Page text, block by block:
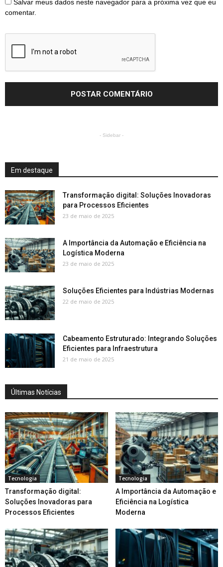
Salvar meus dados neste navegador para a próxima vez que eu
comentar.
- Sidebar -
Em destaque
Transformação digital: Soluções Inovadoras
para Processos Eficientes
23 de maio de 2025
A Importância da Automação e Eficiência na
Logística Moderna
23 de maio de 2025
Soluções Eficientes para Indústrias Modernas
22 de maio de 2025
Cabeamento Estruturado: Integrando Soluções
Eficientes para Infraestrutura
21 de maio de 2025
Últimas Notícias
Tecnologia
Transformação digital:
Soluções Inovadoras para
Processos Eficientes
Tecnologia
A Importância da Automação e
Eficiência na Logística
Moderna